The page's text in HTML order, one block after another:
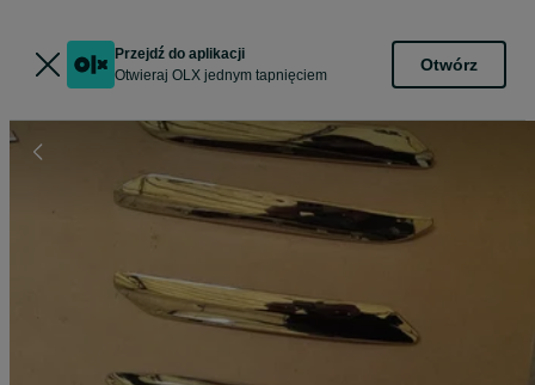
Przejdź do aplikacji
Otwieraj OLX jednym tapnięciem
Otwórz